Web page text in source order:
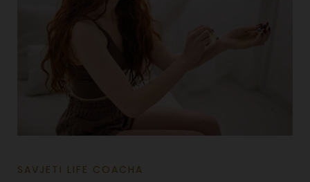
SAVJETI LIFE COACHA